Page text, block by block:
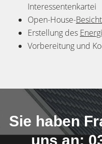
Interessentenkartei
Open-House-
Erstellung des
Vorbereitung und
Sie haben
uns an: